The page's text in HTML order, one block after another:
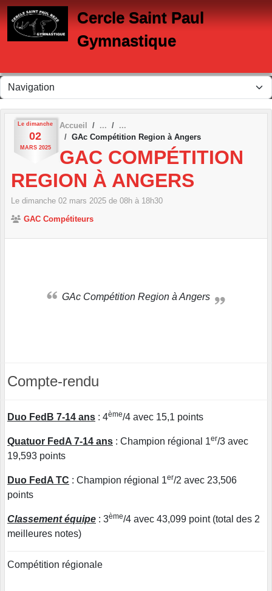
Cercle Saint Paul
Gymnastique
Le dimanche
02
MARS 2025
Accueil
GAc Compétition Region à Angers
GAC COMPÉTITION
REGION À ANGERS
Le dimanche 02 mars 2025 de 08h à 18h30
GAC Compétiteurs
GAc Compétition Region à Angers
Compte-rendu
Duo FedB 7-14 ans : 4ème/4 avec 15,1 points
Quatuor FedA 7-14 ans : Champion régional 1er/3 avec
19,593 points
Duo FedA TC : Champion régional 1er/2 avec 23,506
points
Classement équipe : 3ème/4 avec 43,099 point (total des 2
meilleures notes)
Compétition régionale
Panneau de gestion des cookies